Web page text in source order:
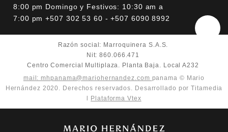
8:00 pm Domingo y Festivos: 10:30 am a
7:00 pm +507 302 53 60 - +507 6090 8992
Razón social: Marroquinera S.A.S.
Nit: 860.066.471
Centro Comercial Multiplaza. Planta Baja. Local A232
mail: mhpanama@mariohernandez.com panama © Mario
Hernández 2020. Derechos reservados. Desarrollado por Titamedia
Plataforma Vtex